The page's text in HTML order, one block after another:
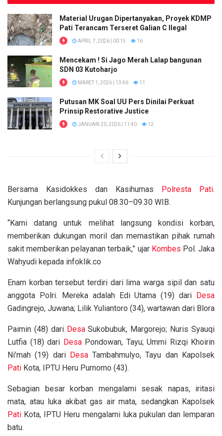
Material Urugan Dipertanyakan, Proyek KDMP
Pati Terancam Terseret Galian C Ilegal
APRIL 7, 2026 | 00:15 16
Mencekam ! Si Jago Merah Lalap bangunan
SDN 03 Kutoharjo
MARET 1, 2026 | 13:46 11
Putusan MK Soal UU Pers Dinilai Perkuat
Prinsip Restorative Justice
JANUARI 20, 2026 | 11:40 12
Bersama Kasidokkes dan Kasihumas Polresta Pati.
Kunjungan berlangsung pukul 08.30–09.30 WIB.
“Kami datang untuk melihat langsung kondisi korban,
memberikan dukungan moril dan memastikan pihak rumah
sakit memberikan pelayanan terbaik,” ujar Kombes Pol. Jaka
Wahyudi kepada infoklik.co
Enam korban tersebut terdiri dari lima warga sipil dan satu
anggota Polri. Mereka adalah Edi Utama (19) dari Desa
Gadingrejo, Juwana; Lilik Yuliantoro (34), wartawan dari Blora
Paimin (48) dari DesaSukobubuk, Margorejo; Nuris Syauqi
Lutfia (18) dari DesaPondowan, Tayu; Ummi Rizqi Khoirin
Ni’mah (19) dari DesaTambahmulyo, Tayu dan Kapolsek
Pati Kota, IPTU Heru Purnomo (43).
Sebagian besar korban mengalami sesak napas, iritasi
mata, atau luka akibat gas air mata, sedangkan Kapolsek
Pati Kota, IPTU Heru mengalami luka pukulan dan lemparan
batu.